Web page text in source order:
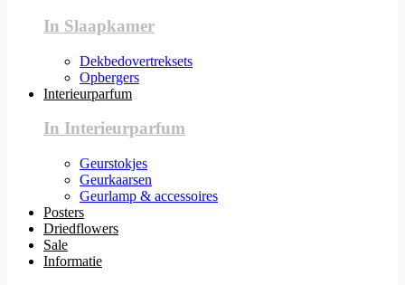
In Slaapkamer
Dekbedovertreksets
Opbergers
Interieurparfum
In Interieurparfum
Geurstokjes
Geurkaarsen
Geurlamp & accessoires
Posters
Driedflowers
Sale
Informatie